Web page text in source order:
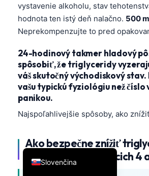
vystavenie alkoholu, stav
hodnota ten istý deň nalačno. 500
Neprekompenzujte to pred
24-hodinový takmer hladový
spôsobiť, že triglyceridy
váš skutočný východiskový stav.
vašu typickú fyziológiu než číslo
panikou.
Najspoľahlivejšie spôsoby, ako
Ako bezpečne znížiť
priebehu nasledujúcich 4
Slovenčina
English
العربية
Français
עִבְרִית
Italiano
Português
Ελληνικά